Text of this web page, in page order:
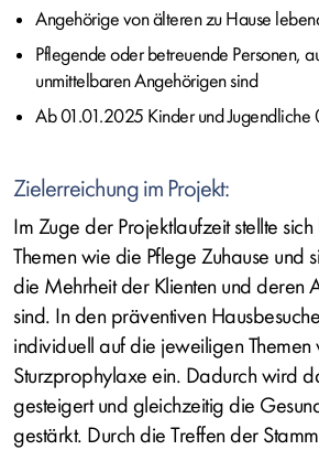
Angehörige von älteren zu Hause
Pflegende oder betreuende Personen,
unmittelbaren Angehörigen sind
Ab 01.01.2025 Kinder und Jugendliche
Zielerreichung im Projekt:
Im Zuge der Projektlaufzeit stellte
Themen wie die Pflege Zuhause und
die Mehrheit der Klienten und deren
sind. In den präventiven
individuell auf die jeweiligen
Sturzprophylaxe ein. Dadurch wird
gesteigert und gleichzeitig die
gestärkt. Durch die Treffen der